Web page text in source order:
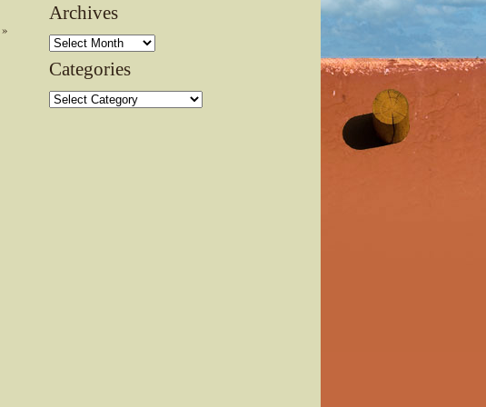
»
Archives
Archives
Categories
Categories